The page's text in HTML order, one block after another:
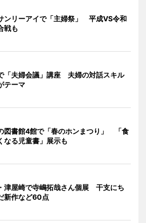
ンリーアイで「主婦祭」 平成VS令和
戦も
「夫婦会議」講座 夫婦の対話スキル
テーマ
図書館4館で「春のホンまつり」 「食
なる児童書」展示も
津屋崎で寺嶋拓哉さん個展 干支にち
新作など60点